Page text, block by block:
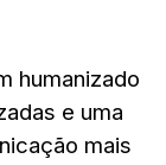
humanizado
e uma
mais